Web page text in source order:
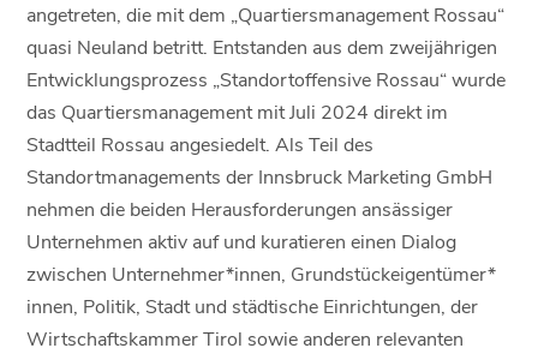
angetreten, die mit dem „Quartiersmanagement Rossau“
quasi Neuland betritt. Entstanden aus dem zweijährigen
Entwicklungsprozess „Standortoffensive Rossau“ wurde
das Quartiersmanagement mit Juli 2024 direkt im
Stadtteil Rossau angesiedelt. Als Teil des
Standortmanagements der Innsbruck Marketing GmbH
nehmen die beiden Herausforderungen ansässiger
Unternehmen aktiv auf und kuratieren einen Dialog
zwischen Unternehmer*innen, Grundstückeigentümer*
innen, Politik, Stadt und städtische Einrichtungen, der
Wirtschaftskammer Tirol sowie anderen relevanten